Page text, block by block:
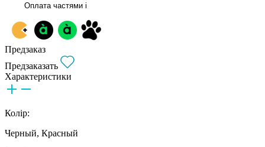
Оплата частями i
Предзаказ
Предзаказать
Характеристики
Колір:
Черный, Красный